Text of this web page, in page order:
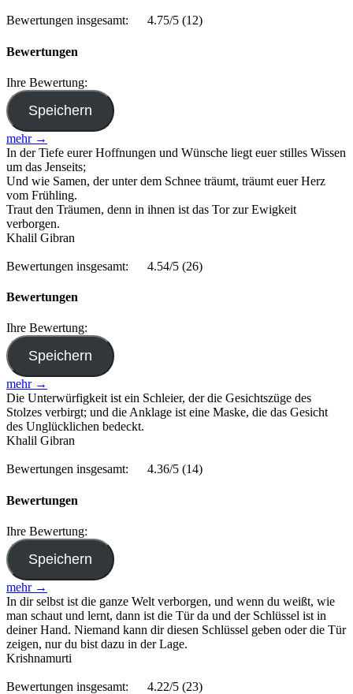
Bewertungen insgesamt: 4.75/5 (12)
Bewertungen
Ihre Bewertung:
mehr →
In der Tiefe eurer Hoffnungen und Wünsche liegt euer stilles Wissen
um das Jenseits;
Und wie Samen, der unter dem Schnee träumt, träumt euer Herz
vom Frühling.
Traut den Träumen, denn in ihnen ist das Tor zur Ewigkeit
verborgen.
Khalil Gibran
Bewertungen insgesamt: 4.54/5 (26)
Bewertungen
Ihre Bewertung:
mehr →
Die Unterwürfigkeit ist ein Schleier, der die Gesichtszüge des
Stolzes verbirgt; und die Anklage ist eine Maske, die das Gesicht
des Unglücklichen bedeckt.
Khalil Gibran
Bewertungen insgesamt: 4.36/5 (14)
Bewertungen
Ihre Bewertung:
mehr →
In dir selbst ist die ganze Welt verborgen, und wenn du weißt, wie
man schaut und lernt, dann ist die Tür da und der Schlüssel ist in
deiner Hand. Niemand kann dir diesen Schlüssel geben oder die Tür
zeigen, nur du bist dazu in der Lage.
Krishnamurti
Bewertungen insgesamt: 4.22/5 (23)